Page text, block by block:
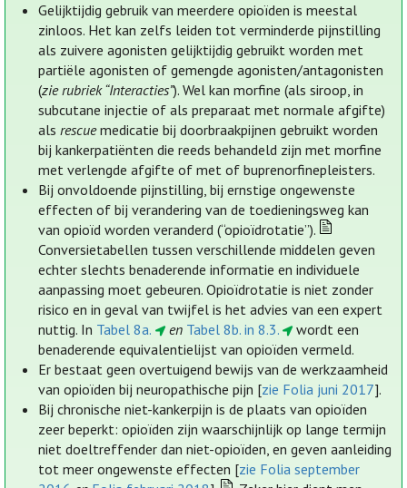
Gelijktijdig gebruik van meerdere opioïden is meestal
zinloos. Het kan zelfs leiden tot verminderde pijnstilling
als zuivere agonisten gelijktijdig gebruikt worden met
partiële agonisten of gemengde agonisten/antagonisten
(zie rubriek “Interacties”). Wel kan morfine (als siroop, in
subcutane injectie of als preparaat met normale afgifte)
alsrescuemedicatie bij doorbraakpijnen gebruikt worden
bij kankerpatiënten die reeds behandeld zijn met morfine
met verlengde afgifte of met of buprenorfinepleisters.
Bij onvoldoende pijnstilling, bij ernstige ongewenste
effecten of bij verandering van de toedieningsweg kan
van opioïd worden veranderd (“opioïdrotatie”).
Conversietabellen tussen verschillende middelen geven
echter slechts benaderende informatie en individuele
aanpassing moet gebeuren. Opioïdrotatie is niet zonder
risico en in geval van twijfel is het advies van een expert
nuttig. In Tabel 8a. en Tabel 8b. in 8.3.
wordt een
benaderende equivalentielijst van opioïden vermeld.
Er bestaat geen overtuigend bewijs van de werkzaamheid
van opioïden bij neuropathische pijn [zie Folia juni 2017].
Bij chronische niet-kankerpijn is de plaats van opioïden
zeer beperkt: opioïden zijn waarschijnlijk op lange termijn
niet doeltreffender dan niet-opioïden, en geven aanleiding
tot meer ongewenste effecten [zie Folia september